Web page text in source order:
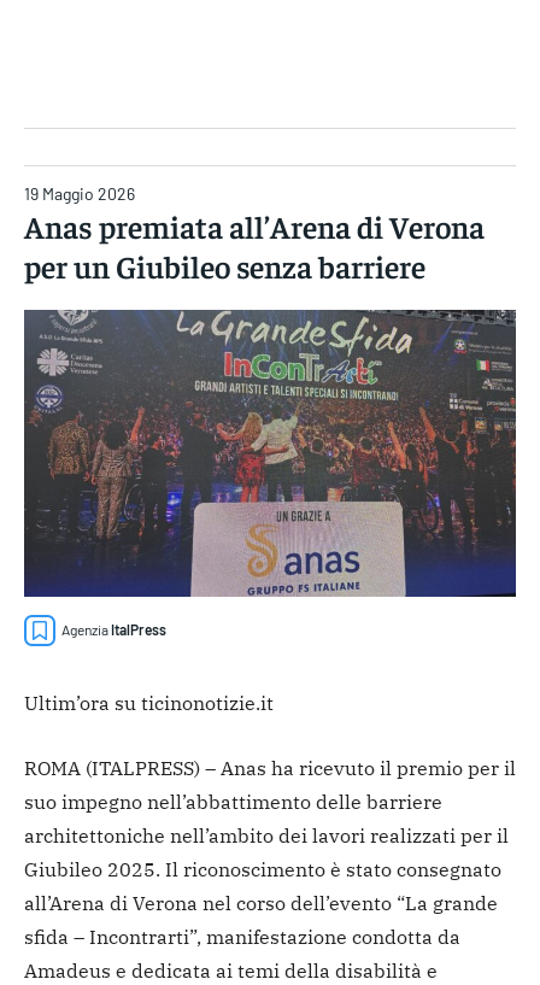
19 Maggio 2026
Anas premiata all’Arena di Verona
per un Giubileo senza barriere
AgenziaItalPress
Ultim’ora su ticinonotizie.it
ROMA (ITALPRESS) – Anas ha ricevuto il premio per il
suo impegno nell’abbattimento delle barriere
architettoniche nell’ambito dei lavori realizzati per il
Giubileo 2025. Il riconoscimento è stato consegnato
all’Arena di Verona nel corso dell’evento “La grande
sfida – Incontrarti”, manifestazione condotta da
Amadeus e dedicata ai temi della disabilità e